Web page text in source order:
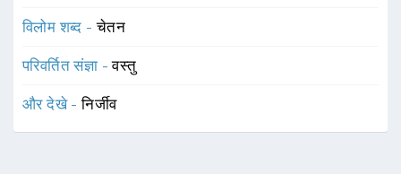
विलोम शब्द -चेतन
परिवर्तित संज्ञा -वस्तु
और देखे -निर्जीव